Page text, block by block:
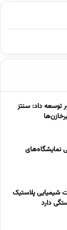
توسعه داد: سنتز
نمایشگاه‌های
شیمیایی پلاستیک
دارد